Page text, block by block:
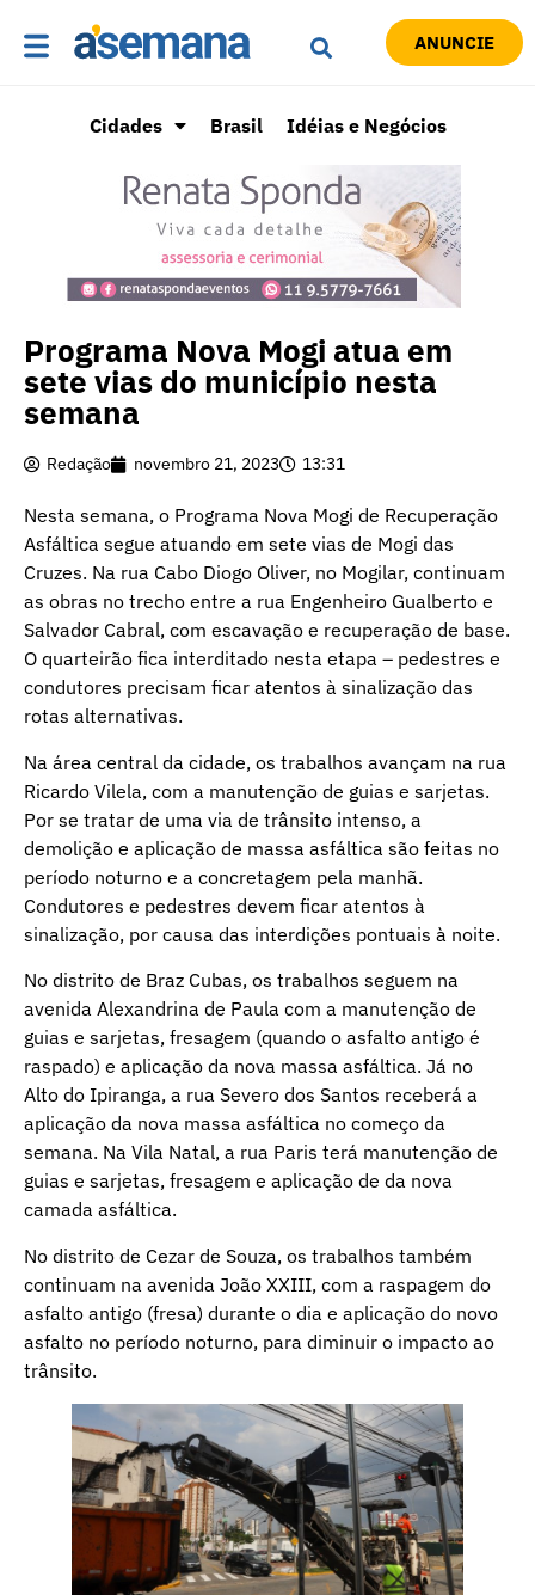
ANUNCIE
Cidades Brasil Idéias e Negócios
Programa Nova Mogi atua em
sete vias do município nesta
semana
Redação novembro 21, 2023 13:31
Nesta semana, o Programa Nova Mogi de Recuperação
Asfáltica segue atuando em sete vias de Mogi das
Cruzes. Na rua Cabo Diogo Oliver, no Mogilar, continuam
as obras no trecho entre a rua Engenheiro Gualberto e
Salvador Cabral, com escavação e recuperação de base.
O quarteirão fica interditado nesta etapa – pedestres e
condutores precisam ficar atentos à sinalização das
rotas alternativas.
Na área central da cidade, os trabalhos avançam na rua
Ricardo Vilela, com a manutenção de guias e sarjetas.
Por se tratar de uma via de trânsito intenso, a
demolição e aplicação de massa asfáltica são feitas no
período noturno e a concretagem pela manhã.
Condutores e pedestres devem ficar atentos à
sinalização, por causa das interdições pontuais à noite.
No distrito de Braz Cubas, os trabalhos seguem na
avenida Alexandrina de Paula com a manutenção de
guias e sarjetas, fresagem (quando o asfalto antigo é
raspado) e aplicação da nova massa asfáltica. Já no
Alto do Ipiranga, a rua Severo dos Santos receberá a
aplicação da nova massa asfáltica no começo da
semana. Na Vila Natal, a rua Paris terá manutenção de
guias e sarjetas, fresagem e aplicação de da nova
camada asfáltica.
No distrito de Cezar de Souza, os trabalhos também
continuam na avenida João XXIII, com a raspagem do
asfalto antigo (fresa) durante o dia e aplicação do novo
asfalto no período noturno, para diminuir o impacto ao
trânsito.